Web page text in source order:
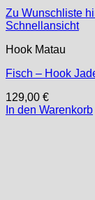
Zu Wunschliste
Schnellansicht
Hook Matau
Fisch – Hook
129,00 €
In den Warenkorb